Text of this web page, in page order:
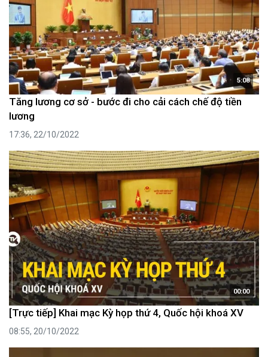
5:08
Tăng lương cơ sở - bước đi cho cải cách chế độ tiền
lương
17:36, 22/10/2022
00:00
[Trực tiếp] Khai mạc Kỳ họp thứ 4, Quốc hội khoá XV
08:55, 20/10/2022